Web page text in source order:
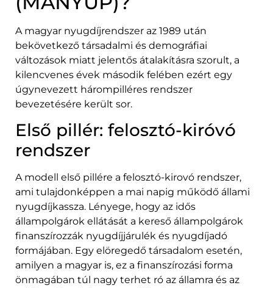
A magyar nyugdíjrendszer az 1989 után
bekövetkező társadalmi és demográfiai
változások miatt jelentős átalakításra szorult, a
kilencvenes évek második felében ezért egy
úgynevezett hárompilléres rendszer
bevezetésére került sor.
Első pillér: felosztó-kiróvó
rendszer
A modell első pillére a felosztó-kirovó rendszer,
ami tulajdonképpen a mai napig működő állami
nyugdíjkassza. Lényege, hogy az idős
állampolgárok ellátását a kereső állampolgárok
finanszírozzák nyugdíjjárulék és nyugdíjadó
formájában. Egy elöregedő társadalom esetén,
amilyen a magyar is, ez a finanszírozási forma
önmagában túl nagy terhet ró az államra és az